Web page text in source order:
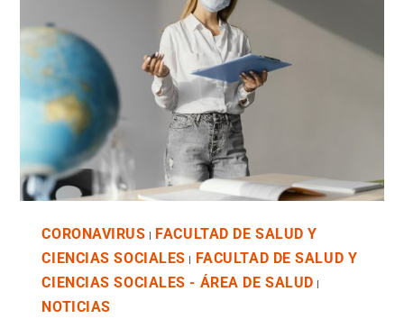
CORONAVIRUS | FACULTAD DE SALUD Y
CIENCIAS SOCIALES | FACULTAD DE SALUD Y
CIENCIAS SOCIALES - ÁREA DE SALUD |
NOTICIAS